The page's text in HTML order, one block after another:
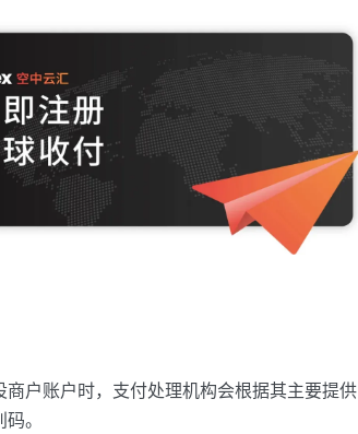
户账户时，支付处理机构会根据其主要提供
。